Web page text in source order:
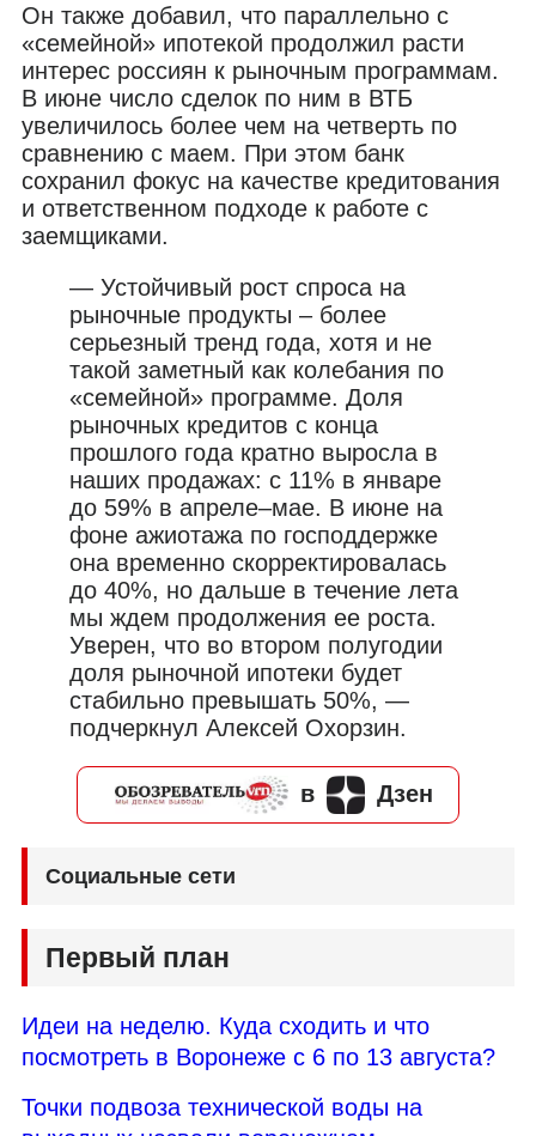
Он также добавил, что параллельно с
«семейной» ипотекой продолжил расти
интерес россиян к рыночным программам.
В июне число сделок по ним в ВТБ
увеличилось более чем на четверть по
сравнению с маем. При этом банк
сохранил фокус на качестве кредитования
и ответственном подходе к работе с
заемщиками.
— Устойчивый рост спроса на
рыночные продукты – более
серьезный тренд года, хотя и не
такой заметный как колебания по
«семейной» программе. Доля
рыночных кредитов с конца
прошлого года кратно выросла в
наших продажах: с 11% в январе
до 59% в апреле–мае. В июне на
фоне ажиотажа по господдержке
она временно скорректировалась
до 40%, но дальше в течение лета
мы ждем продолжения ее роста.
Уверен, что во втором полугодии
доля рыночной ипотеки будет
стабильно превышать 50%, —
подчеркнул Алексей Охорзин.
в Дзен
Социальные сети
Первый план
Идеи на неделю. Куда сходить и что
посмотреть в Воронеже с 6 по 13 августа?
Точки подвоза технической воды на